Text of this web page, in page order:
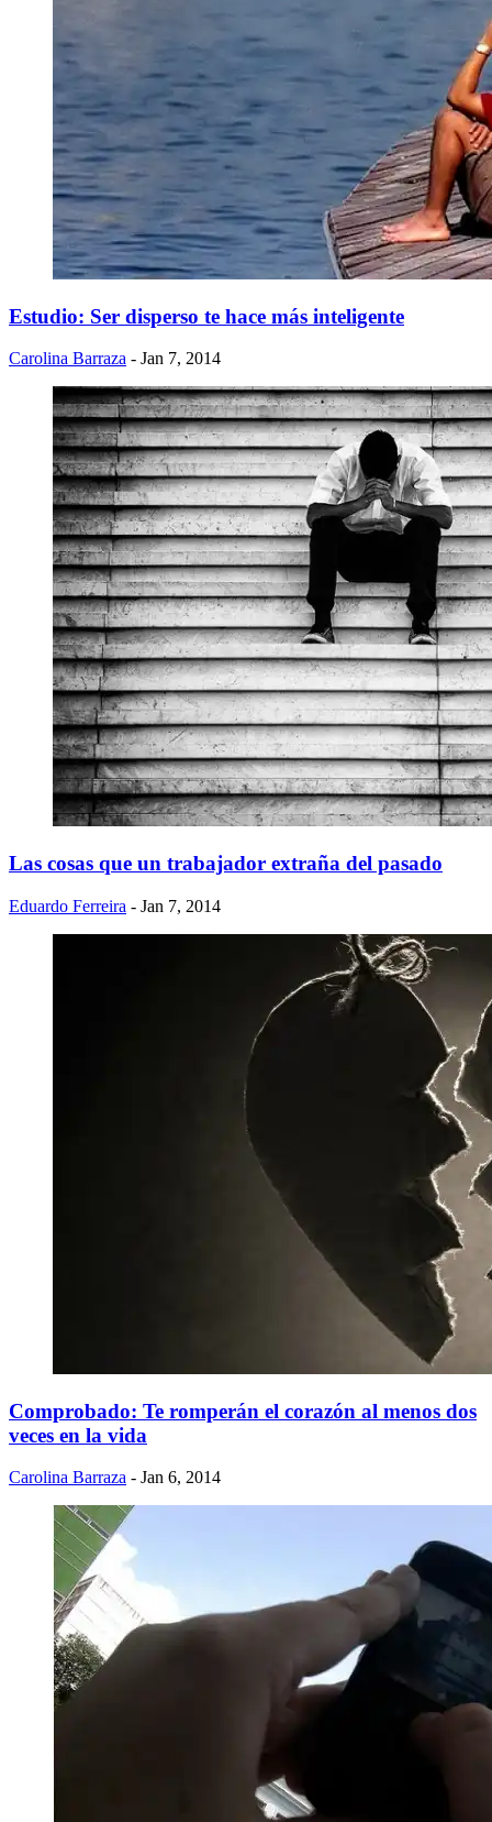
Estudio: Ser disperso te hace más inteligente
Carolina Barraza - Jan 7, 2014
Las cosas que un trabajador extraña del pasado
Eduardo Ferreira - Jan 7, 2014
Comprobado: Te romperán el corazón al menos dos
veces en la vida
Carolina Barraza - Jan 6, 2014